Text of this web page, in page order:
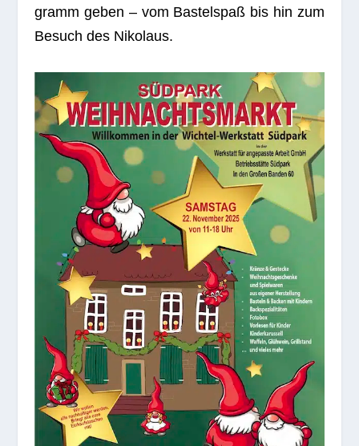
gramm geben – vom Bas­tel­spaß bis hin zum
Besuch des Nikolaus.